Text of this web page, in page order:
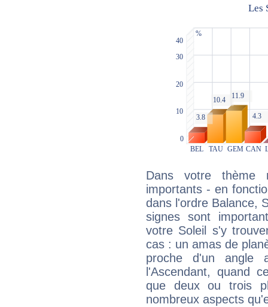
Dans votre thème
importants - en
dans l'ordre Balance,
signes sont
votre Soleil s'y
cas : un amas de
proche d'un
l'Ascendant, quand
que deux ou trois
nombreux aspects